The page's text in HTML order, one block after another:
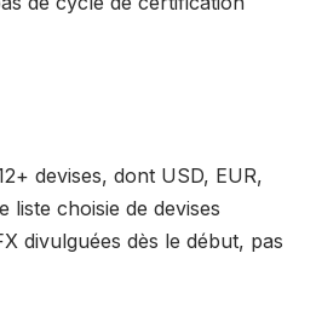
devises, dont USD, EUR,
liste choisie de devises
divulguées dès le début, pas